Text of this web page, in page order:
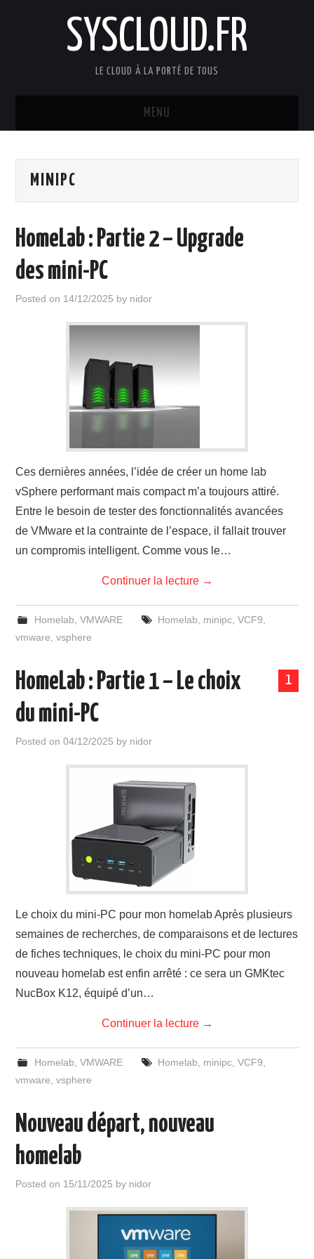
SYSCLOUD.FR
LE CLOUD À LA PORTÉ DE TOUS
MENU
VMWARE
MINIPC
HomeLab : Partie 2 – Upgrade
des mini-PC
Posted on 14/12/2025 by nidor
Ces dernières années, l’idée de créer un home lab
vSphere performant mais compact m’a toujours attiré.
Entre le besoin de tester des fonctionnalités avancées
de VMware et la contrainte de l’espace, il fallait trouver
un compromis intelligent. Comme vous le…
Continuer la lecture →
Homelab VMWARE Homelab minipc, VCF9
vmware ,vsphere
1
HomeLab : Partie 1 – Le choix
du mini-PC
Posted on04/12/2025 by nidor
Le choix du mini-PC pour mon homelab Après plusieurs
semaines de recherches, de comparaisons et de lectures
de fiches techniques, le choix du mini-PC pour mon
nouveau homelab est enfin arrêté : ce sera un GMKtec
NucBox K12, équipé d’un…
Continuer la lecture →
Homelab VMWARE Homelab minipc, VCF9
vmware ,vsphere
Nouveau départ, nouveau
homelab
Posted on 15/11/2025 by nidor